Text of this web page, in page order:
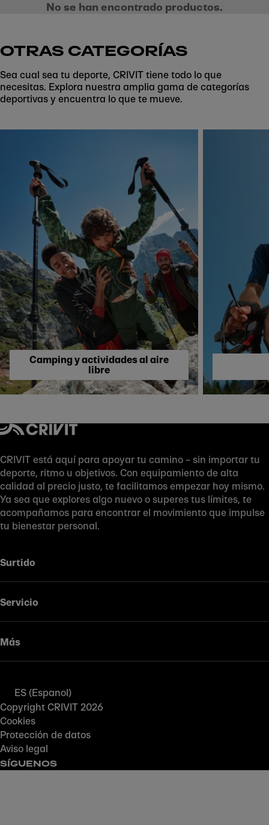
No se han encontrado productos.
OTRAS CATEGORÍAS
Sea cual sea tu deporte, CRIVIT tiene todo lo que
necesitas. Explora nuestra amplia gama de categorías
deportivas y encuentra lo que te mueve.
Skip to next section
Camping y actividades al aire
libre
CRIVIT está aquí para apoyar tu camino – sin importar tu
deporte, ritmo u objetivos. Con equipamiento de alta
calidad al precio justo, te facilitamos empezar hoy mismo.
Ya sea que explores algo nuevo o superes tus límites, te
acompañamos para encontrar el movimiento que impulse
tu bienestar personal.
Surtido
Servicio
Más
ES (Espanol)
Copyright CRIVIT 2026
Cookies
Protección de datos
Aviso legal
SÍGUENOS